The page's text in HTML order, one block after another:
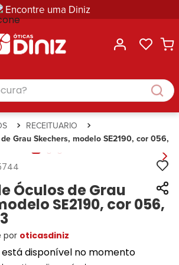
Encontre uma Diniz
RECEITUARIO
Grau Skechers, modelo SE2190, cor 056,
Óculos de Grau
SE2190, cor 056,
por oticasdiniz
disponível no momento